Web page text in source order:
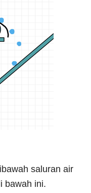
saluran air
bawah ini.